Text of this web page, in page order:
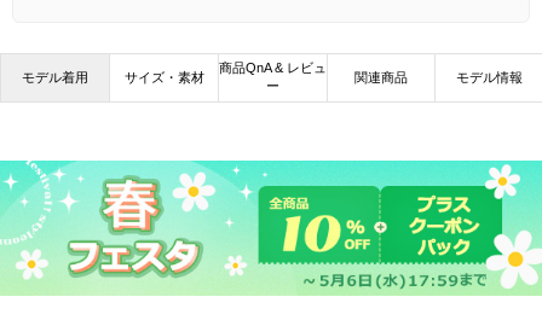
モデル着用 サイズ・素材
商品QnA & レビュ
ー
関連商品 モデル情報